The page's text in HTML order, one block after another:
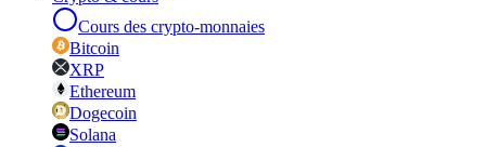
Cours des crypto-monnaies
Bitcoin
XRP
Ethereum
Dogecoin
Solana